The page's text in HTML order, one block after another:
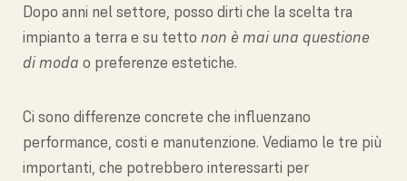
Dopo anni nel settore, posso dirti che la scelta tra
impianto a terra e su tetto non è mai una questione
di moda o preferenze estetiche.
Ci sono differenze concrete che influenzano
performance, costi e manutenzione. Vediamo le tre più
importanti, che potrebbero interessarti per